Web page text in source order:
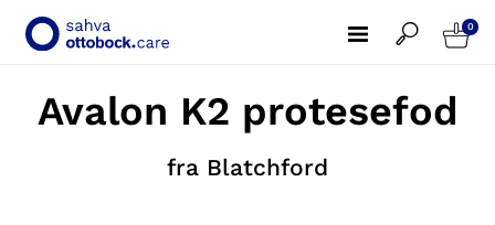
0
Avalon K2 protesefod
fra Blatchford